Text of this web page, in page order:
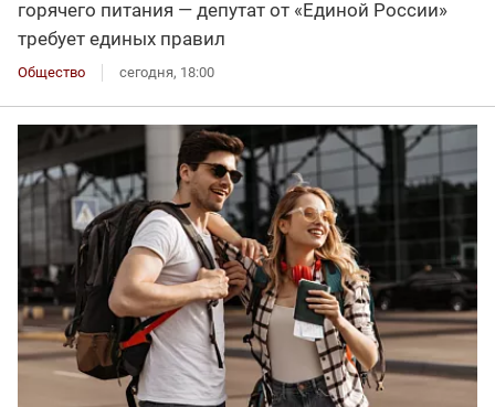
горячего питания — депутат от «Единой России»
требует единых правил
Общество сегодня, 18:00